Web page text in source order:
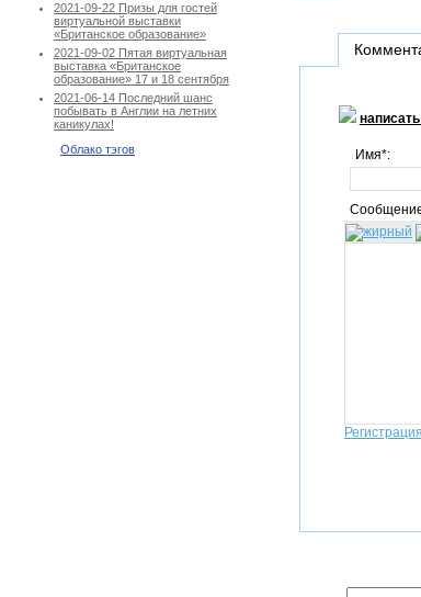
2021-09-22 Призы для гостей
виртуальной выставки
«Британское образование»
2021-09-02 Пятая виртуальная
выставка «Британское
образование» 17 и 18 сентября
2021-06-14 Последний шанс
побывать в Англии на летних
каникулах!
Облако тэгов
Имя*:
Регистрация